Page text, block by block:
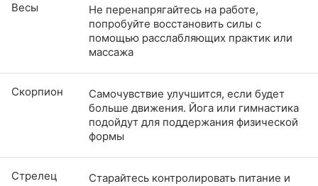
Весы
Не перенапрягайтесь на работе,
попробуйте восстановить силы с
помощью расслабляющих практик или
массажа
Скорпион
Самочувствие улучшится, если будет
больше движения. Йога или гимнастика
подойдут для поддержания физической
формы
Стрелец
Старайтесь контролировать питание и